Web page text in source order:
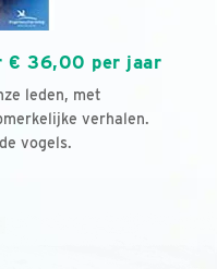
€ 36,00 per jaar
leden, met
verhalen.
vogels.